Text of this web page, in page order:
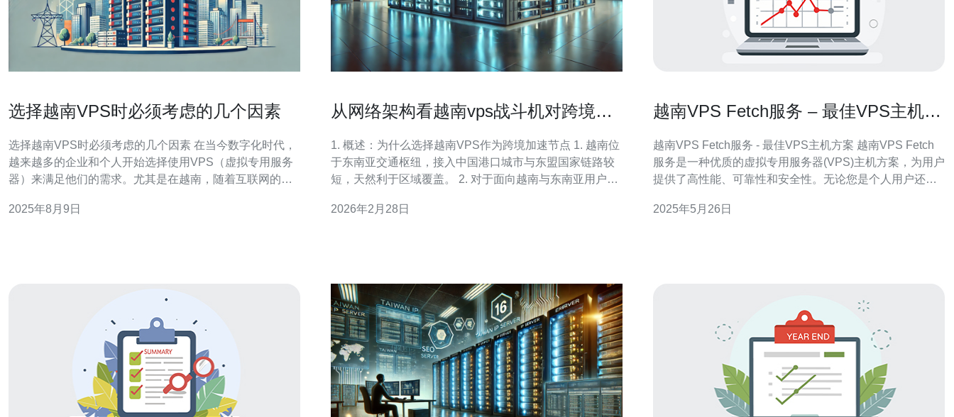
选择越南VPS时必须考虑的几个因素
选择越南VPS时必须考虑的几个因素 在当今数字化时代，
越来越多的企业和个人开始选择使用VPS（虚拟专用服务
器）来满足他们的需求。尤其是在越南，随着互联网的发
讨在选择越南VPS时必须考虑的几个关键因素，帮助您做
2025年8月9日
从网络架构看越南vps战斗机对跨境业
1. 概述：为什么选择越南VPS作为跨境加速节点 1. 越南位
于东南亚交通枢纽，接入中国港口城市与东盟国家链路较
短，天然利于区域覆盖。 2. 对于面向越南与东南亚用户的
拥塞。 3. 部署越南VPS（俗称“战斗机”节点）可以在源站
2026年2月28日
越南VPS Fetch服务 – 最佳VPS主机方
越南VPS Fetch服务 - 最佳VPS主机方案 越南VPS Fetch
服务是一种优质的虚拟专用服务器(VPS)主机方案，为用户
提供了高性能、可靠性和安全性。无论您是个人用户还是
VPS Fetch服务采用先进的硬件设施和强大的网络连接，
2025年5月26日